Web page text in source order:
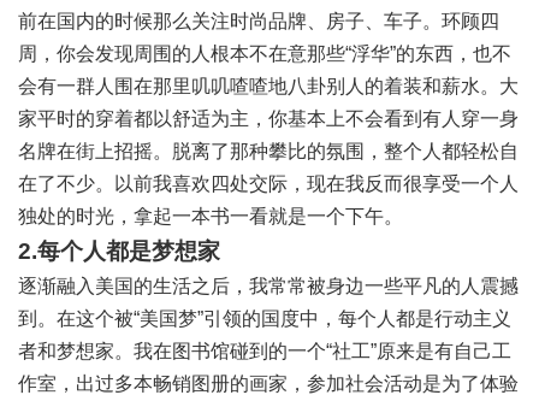
前在国内的时候那么关注时尚品牌、房子、车子。环顾四
周，你会发现周围的人根本不在意那些“浮华”的东西，也不
会有一群人围在那里叽叽喳喳地八卦别人的着装和薪水。大
家平时的穿着都以舒适为主，你基本上不会看到有人穿一身
名牌在街上招摇。脱离了那种攀比的氛围，整个人都轻松自
在了不少。以前我喜欢四处交际，现在我反而很享受一个人
独处的时光，拿起一本书一看就是一个下午。
2.每个人都是梦想家
逐渐融入美国的生活之后，我常常被身边一些平凡的人震撼
到。在这个被“美国梦”引领的国度中，每个人都是行动主义
者和梦想家。我在图书馆碰到的一个“社工”原来是有自己工
作室，出过多本畅销图册的画家，参加社会活动是为了体验